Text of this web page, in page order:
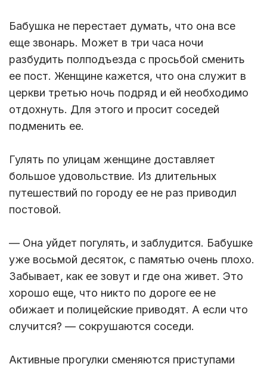
Бабушка не перестает думать, что она все
еще звонарь. Может в три часа ночи
разбудить полподъезда с просьбой сменить
ее пост. Женщине кажется, что она служит в
церкви третью ночь подряд и ей необходимо
отдохнуть. Для этого и просит соседей
подменить ее.
Гулять по улицам женщине доставляет
большое удовольствие. Из длительных
путешествий по городу ее не раз приводил
постовой.
— Она уйдет погулять, и заблудится. Бабушке
уже восьмой десяток, с памятью очень плохо.
Забывает, как ее зовут и где она живет. Это
хорошо еще, что никто по дороге ее не
обижает и полицейские приводят. А если что
случится? — сокрушаются соседи.
Активные прогулки сменяются приступами